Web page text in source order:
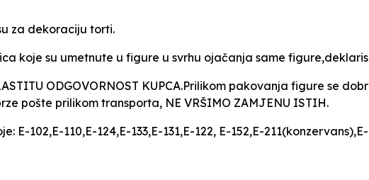
za dekoraciju torti.
koje su umetnute u figure u svrhu ojačanja same
ODGOVORNOST KUPCA.Prilikom pakovanja figure se
pošte prilikom transporta, NE VRŠIMO ZAMJENU ISTIH.
102,E-110,E-124,E-133,E-131,E-122, E-152,E-